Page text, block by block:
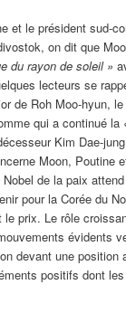
et le président sud-
on dit que
du rayon de soleil »
lecteurs se
de Roh Moo-hyun,
qui a continué la
Kim Dae-
Moon, Poutine
de la paix
pour la Corée du
le prix. Le rôle
évidents
devant une position
positifs dont